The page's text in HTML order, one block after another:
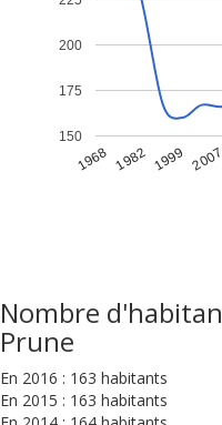
1968 1982 1999 2007
150
175
200
Nombre
Prune
En 2016 : 163 habitants
En 2015 : 163 habitants